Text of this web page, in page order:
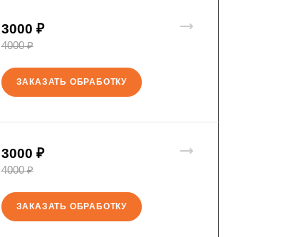
3000 ₽
4000 ₽
ЗАКАЗАТЬ ОБРАБОТКУ
3000 ₽
4000 ₽
ЗАКАЗАТЬ ОБРАБОТКУ